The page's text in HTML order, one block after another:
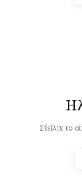
Σ΅τείλτε